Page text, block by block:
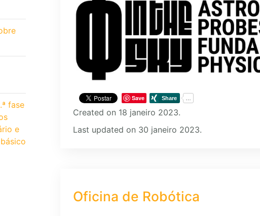
fase
e
Save
Created on 18 janeiro 2023.
Last updated on 30 janeiro 2023.
Oficina de Robótica